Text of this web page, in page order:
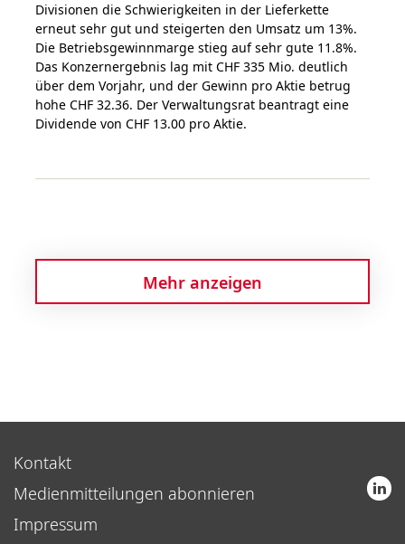
Di­vi­sio­nen die Schwie­rig­kei­ten in der Liefer­kette
erneut sehr gut und steigerten den Umsatz um 13%.
Die Betriebs­gewinn­marge stieg auf sehr gute 11.8%.
Das Konzern­ergebnis lag mit CHF 335 Mio. deutlich
über dem Vorjahr, und der Gewinn pro Aktie betrug
hohe CHF 32.36. Der Ver­wal­tungs­rat beantragt eine
Dividende von CHF 13.00 pro Aktie.
Mehr anzeigen
Kontakt
Medienmitteilungen abonnieren
Impressum